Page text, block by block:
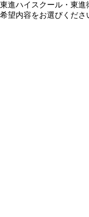
東進ハイスクール・東進
希望内容をお選びくださ